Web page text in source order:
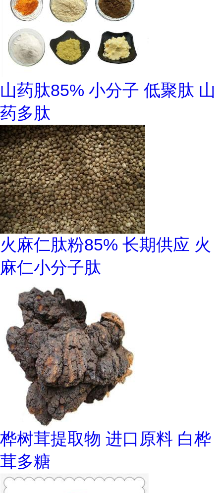
山药肽85% 小分子 低聚肽 山
药多肽
火麻仁肽粉85% 长期供应 火
麻仁小分子肽
桦树茸提取物 进口原料 白桦
茸多糖